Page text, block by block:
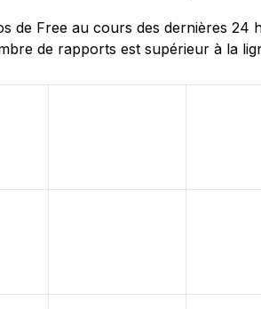
Free au cours des dernières 24
de rapports est supérieur à la